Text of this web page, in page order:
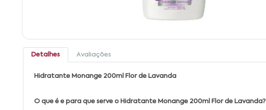
Detalhes Avaliações
Hidratante Monange 200ml Flor de Lavanda
O que é e para que serve o Hidratante Monange 200ml Flor de Lavanda?